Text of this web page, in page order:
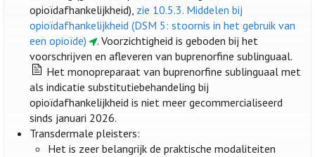
opioïdafhankelijkheid), zie 10.5.3. Middelen bij
opioïdafhankelijkheid (DSM 5: stoornis in het gebruik van
een opioïde)
. Voorzichtigheid is geboden bij het
voorschrijven en afleveren van buprenorfine sublinguaal.
Het monopreparaat van buprenorfine sublinguaal met
als indicatie substitutiebehandeling bij
opioïdafhankelijkheid is niet meer gecommercialiseerd
sinds januari 2026.
Transdermale pleisters:
Het is zeer belangrijk de praktische modaliteiten